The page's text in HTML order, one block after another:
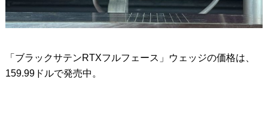
「ブラックサテンRTXフルフェース」ウェッジの価格は、
159.99ドルで発売中。